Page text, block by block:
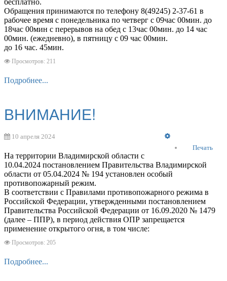
бесплатно.
Обращения принимаются по телефону 8(49245) 2-37-61 в
рабочее время с понедельника по четверг с 09час 00мин. до
18час 00мин с перерывов на обед с 13час 00мин. до 14 час
00мин. (ежедневно), в пятницу с 09 час 00мин.
до 16 час. 45мин.
Просмотров: 211
Подробнее...
ВНИМАНИЕ!
Печать
10 апреля 2024
На территории Владимирской области с
10.04.2024 постановлением Правительства Владимирской
области от 05.04.2024 № 194 установлен особый
противопожарный режим.
В соответствии с Правилами противопожарного режима в
Российской Федерации, утвержденными постановлением
Правительства Российской Федерации от 16.09.2020 № 1479
(далее – ППР), в период действия ОПР запрещается
применение открытого огня, в том числе:
Просмотров: 205
Подробнее...